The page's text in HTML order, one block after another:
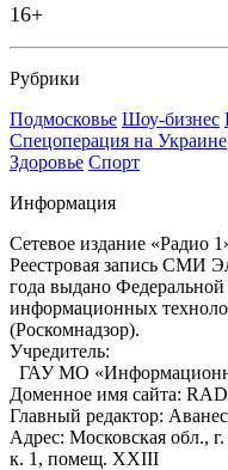
16+
Рубрики
Подмосковье Шоу-бизнес
Спецоперация на Украине
Здоровье Спорт
Информация
Сетевое издание «Радио
Реестровая запись СМИ
года выдано
информационных
(Роскомнадзор).
Учредитель:
ГАУ МО
Доменное имя сайта:
Главный редактор:
Адрес: Московская обл.,
к. 1, помещ. XXIII